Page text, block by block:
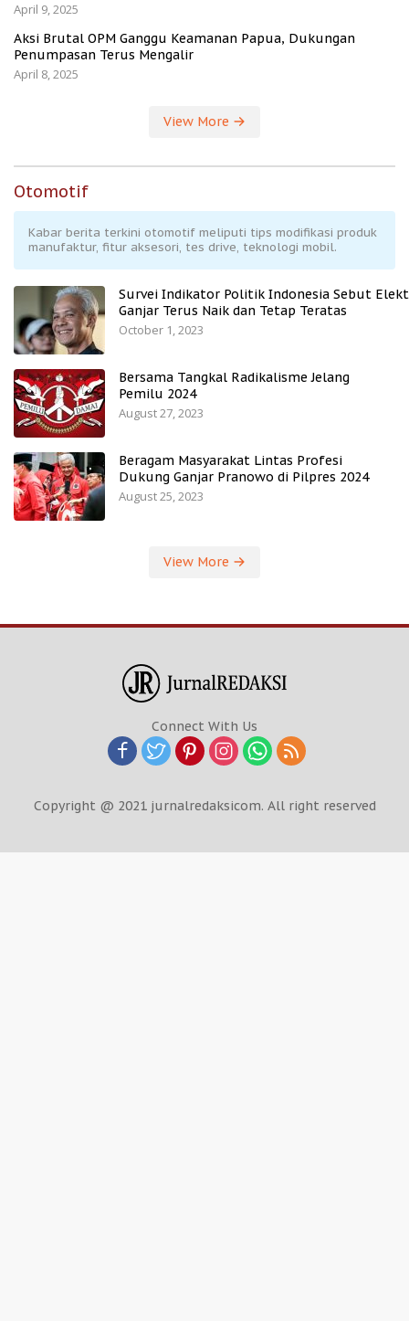
April 9, 2025
Aksi Brutal OPM Ganggu Keamanan Papua, Dukungan
Penumpasan Terus Mengalir
April 8, 2025
View More
Otomotif
Kabar berita terkini otomotif meliputi tips modifikasi produk
manufaktur, fitur aksesori, tes drive, teknologi mobil.
Survei Indikator Politik Indonesia Sebut
Ganjar Terus Naik dan Tetap Teratas
October 1, 2023
Bersama Tangkal Radikalisme Jelang
Pemilu 2024
August 27, 2023
Beragam Masyarakat Lintas Profesi
Dukung Ganjar Pranowo di Pilpres 2024
August 25, 2023
View More
Connect With Us
Copyright @ 2021 jurnalredaksicom. All right reserved